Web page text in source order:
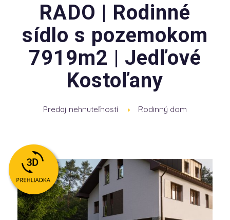
RADO | Rodinné
sídlo s pozemokom
7919m2 | Jedľové
Kostoľany
Predaj nehnuteľností Rodinný dom